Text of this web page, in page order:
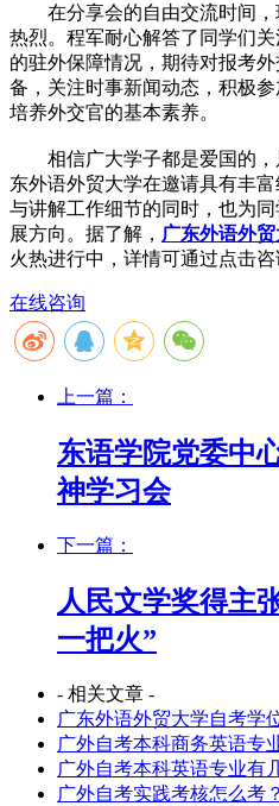
在分享会的自由交流时间，
热烈。程军耐心解答了同学们
的驻外保障情况，期待对报考
备，关注时事新闻动态，积极
培养外交官的基本素养。
相信广大学子都是爱国的，
东外语外贸大学在邀请具有丰
与讲解工作细节的同时，也为
展方向。据了解， 广东外语外
火热进行中，详情可通过点击咨
在线咨询
上一篇：
东语学院党委中
神学习会
下一篇：
人民文学奖得主
一把火”
- 相关文章 -
广东外语外贸大学自考学
广外自考本科商务英语专
广外自考本科英语专业有
广外自考实践考核怎么考？